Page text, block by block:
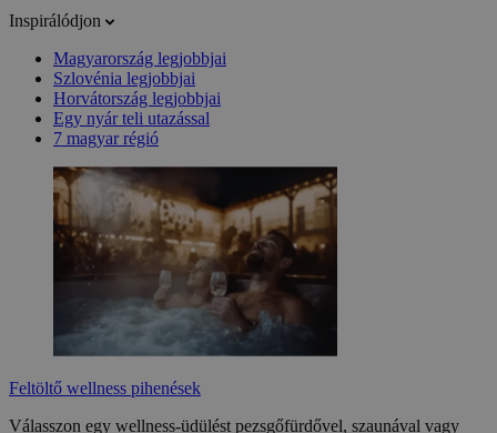
Inspirálódjon
Magyarország legjobbjai
Szlovénia legjobbjai
Horvátország legjobbjai
Egy nyár teli utazással
7 magyar régió
Feltöltő wellness pihenések
Válasszon egy wellness-üdülést pezsgőfürdővel, szaunával vagy